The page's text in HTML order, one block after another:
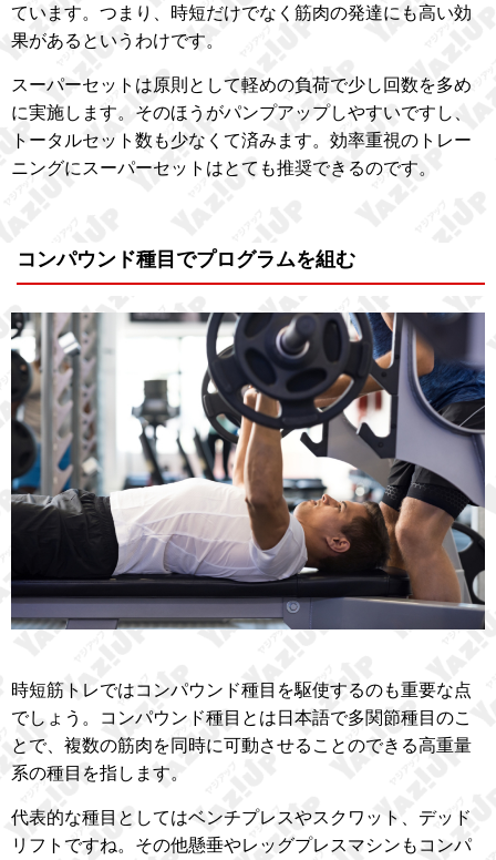
ています。つまり、時短だけでなく筋肉の発達にも高い効
果があるというわけです。
スーパーセットは原則として軽めの負荷で少し回数を多め
に実施します。そのほうがパンプアップしやすいですし、
トータルセット数も少なくて済みます。効率重視のトレー
ニングにスーパーセットはとても推奨できるのです。
コンパウンド種目でプログラムを組む
時短筋トレではコンパウンド種目を駆使するのも重要な点
でしょう。コンパウンド種目とは日本語で多関節種目のこ
とで、複数の筋肉を同時に可動させることのできる高重量
系の種目を指します。
代表的な種目としてはベンチプレスやスクワット、デッド
リフトですね。その他懸垂やレッグプレスマシンもコンパ